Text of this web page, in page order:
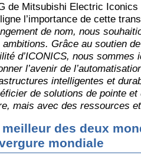
de Mitsubishi Electric
l’importance de cette
de nom, nous
ambitions. Grâce au soutien
d’ICONICS, nous
l’avenir de
intelligentes et
de solutions de pointe et
mais avec des ressources
meilleur des deux
mondiale